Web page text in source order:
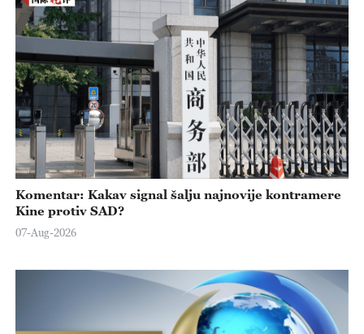
Komentar: Kakav signal šalju najnovije kontramere
Kine protiv SAD?
07-Aug-2026